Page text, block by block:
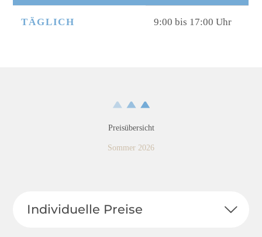
TÄGLICH 9:00 bis 17:00 Uhr
Preisübersicht
Sommer 2026
Individuelle Preise